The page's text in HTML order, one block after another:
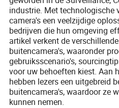
industrie. Met technologische
camera's een veelzijdige
bedrijven die hun omgeving
artikel verkent de
buitencamera's, waaronder
gebruiksscenario's,
voor uw behoeften kiest. Aan
hebben lezers een uitgebreid
buitencamera's, waardoor ze
kunnen nemen.